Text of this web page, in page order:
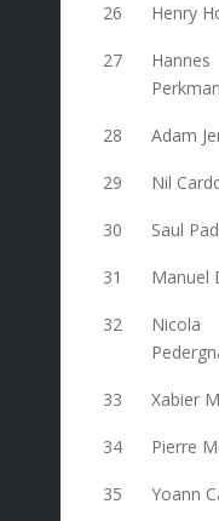
26 Henry
27
Hannes
28 Adam
29 Nil
30 Saul
31 Manuel
32
Nicola
33 Xabier
34 Pierre
35 Yoann